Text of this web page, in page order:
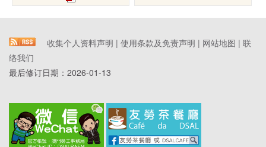
收集个人资料声明 | 使用条款及免责声明 | 网站地图 | 联
络我们
最后修订日期： 2026-01-13